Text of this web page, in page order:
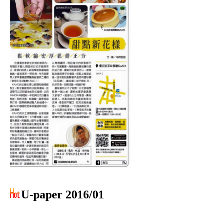
U-paper 2016/01